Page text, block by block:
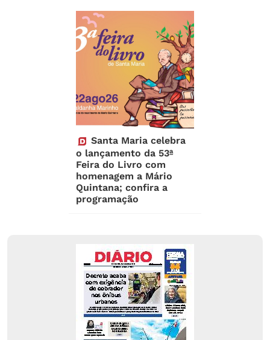
Santa Maria celebra
o lançamento da 53ª
Feira do Livro com
homenagem a Mário
Quintana; confira a
programação